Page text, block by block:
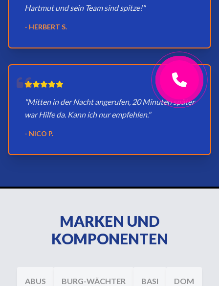
Hartmut und sein Team sind spitze!"
- HERBERT S.
"Mitten in der Nacht angerufen, 20 Minuten später
war Hilfe da. Kann ich nur empfehlen."
- NICO P.
MARKEN UND
KOMPONENTEN
ABUS BURG-WÄCHTER BASI DOM